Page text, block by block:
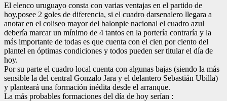
El elenco uruguayo consta con varias ventajas en el partido de
hoy,posee 2 goles de diferencia, si el cuadro darsenalero llegara a
anotar en el coliseo mayor del balonpie nacional el cuadro azul
debería marcar un mínimo de 4 tantos en la portería contraría y la
más importante de todas es que cuenta con el cien por ciento del
plantel en óptimas condiciones y todos pueden ser titular el día de
hoy.
Por su parte el cuadro local cuenta con algunas bajas (siendo la más
sensible la del central Gonzalo Jara y el delantero Sebastián Ubilla)
y planteará una formación inédita desde el arranque.
La más probables formaciones del día de hoy serían :